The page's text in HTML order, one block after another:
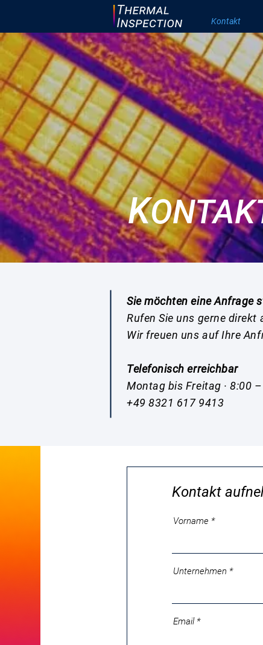
Kontakt
K
Sie möchten eine Anfrage
Rufen Sie uns gerne direkt
Wir freuen uns auf Ihre
Telefonisch erreichbar
Montag bis Freitag · 8:00
+49 8321 617 9413
Kontakt
Vorname
Unternehmen
Email